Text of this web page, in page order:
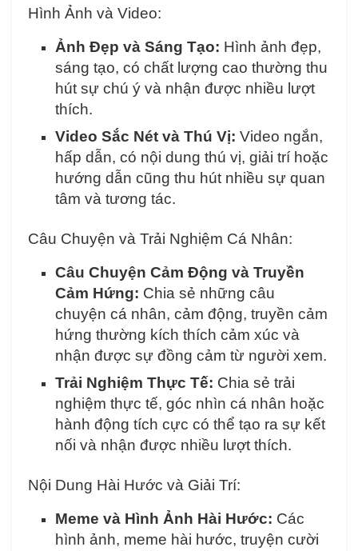
Hình Ảnh và Video:
Ảnh Đẹp và Sáng Tạo: Hình ảnh đẹp,
sáng tạo, có chất lượng cao thường thu
hút sự chú ý và nhận được nhiều lượt
thích.
Video Sắc Nét và Thú Vị: Video ngắn,
hấp dẫn, có nội dung thú vị, giải trí hoặc
hướng dẫn cũng thu hút nhiều sự quan
tâm và tương tác.
Câu Chuyện và Trải Nghiệm Cá Nhân:
Câu Chuyện Cảm Động và Truyền
Cảm Hứng: Chia sẻ những câu
chuyện cá nhân, cảm động, truyền cảm
hứng thường kích thích cảm xúc và
nhận được sự đồng cảm từ người xem.
Trải Nghiệm Thực Tế: Chia sẻ trải
nghiệm thực tế, góc nhìn cá nhân hoặc
hành động tích cực có thể tạo ra sự kết
nối và nhận được nhiều lượt thích.
Nội Dung Hài Hước và Giải Trí:
Meme và Hình Ảnh Hài Hước: Các
hình ảnh, meme hài hước, truyện cười